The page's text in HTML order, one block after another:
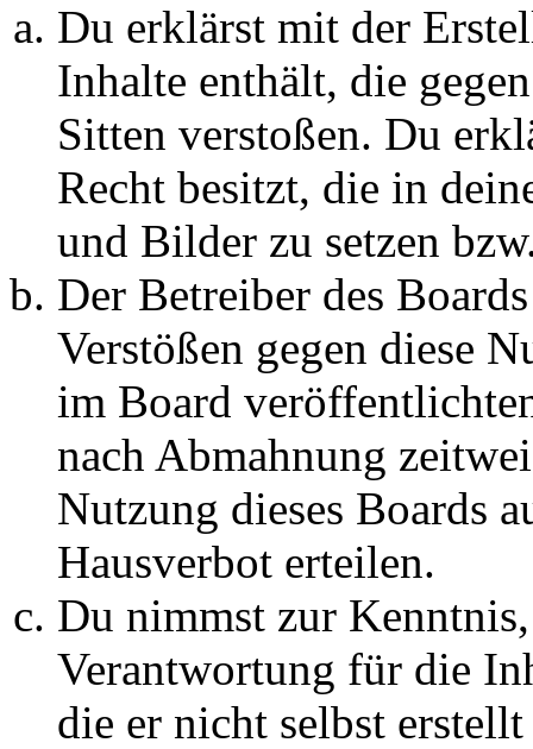
Du erklärst mit der
Inhalte enthält, die
Sitten verstoßen. Du
Recht besitzt, die in
und Bilder zu setzen
Der Betreiber des
Verstößen gegen diese
im Board
nach Abmahnung
Nutzung dieses Boards
Hausverbot erteilen.
Du nimmst zur
Verantwortung für die
die er nicht selbst